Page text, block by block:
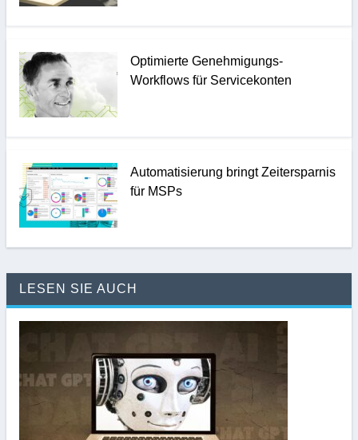
Optimierte Genehmigungs-
Workflows für Servicekonten
Automatisierung bringt Zeitersparnis
für MSPs
LESEN SIE AUCH